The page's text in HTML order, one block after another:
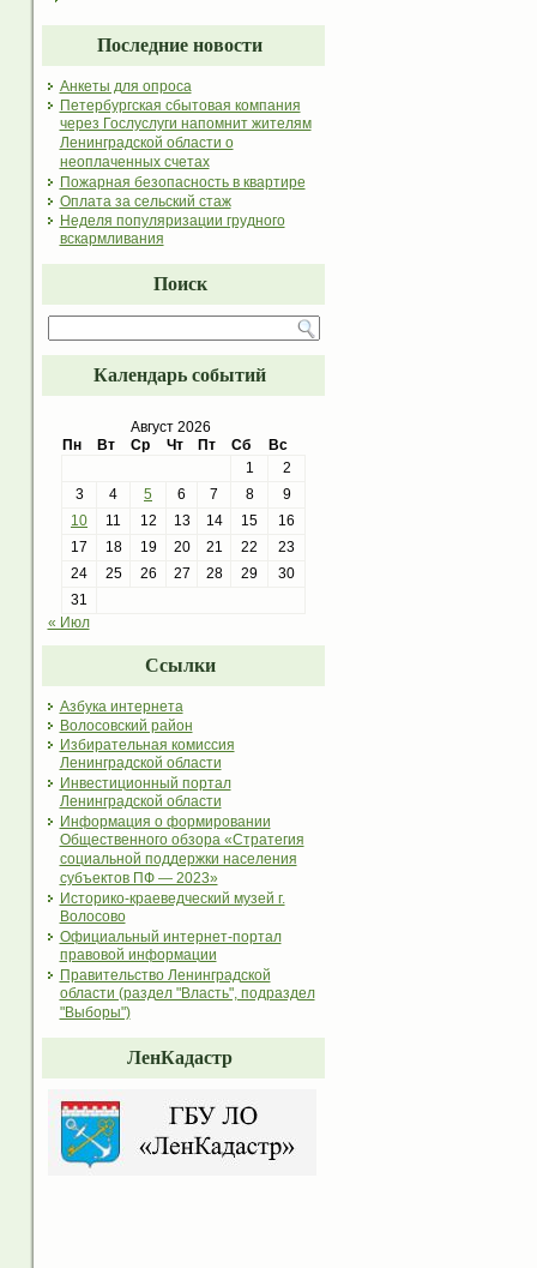
Последние новости
Анкеты для опроса
Петербургская сбытовая компания
через Гослуслуги напомнит жителям
Ленинградской области о
неоплаченных счетах
Пожарная безопасность в квартире
Оплата за сельский стаж
Неделя популяризации грудного
вскармливания
Поиск
Календарь событий
Август 2026
Пн
Вт Ср Чт Пт Сб
Вс
1
2
3
4 5 6 7 8
9
10
11 12 13 14 15
16
17
18 19 20 21 22
23
24
25 26 27 28 29
30
31
« Июл
Ссылки
Азбука интернета
Волосовский район
Избирательная комиссия
Ленинградской области
Инвестиционный портал
Ленинградской области
Информация о формировании
Общественного обзора «Стратегия
социальной поддержки населения
субъектов ПФ — 2023»
Историко-краеведческий музей г.
Волосово
Официальный интернет-портал
правовой информации
Правительство Ленинградской
области (раздел "Власть", подраздел
"Выборы")
ЛенКадастр